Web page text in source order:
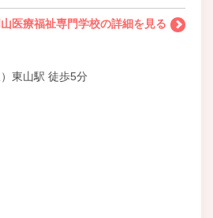
医療福祉専門学校の詳細を見る
東山駅 徒歩5分